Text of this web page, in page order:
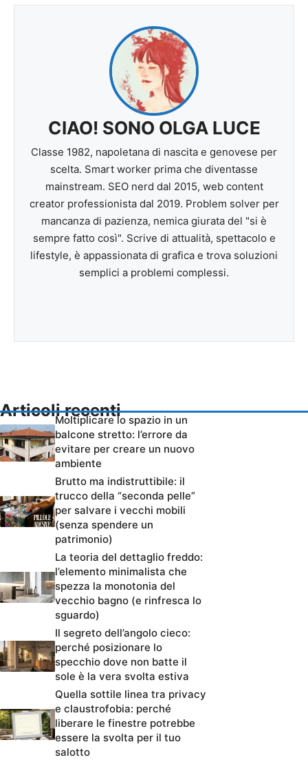
CIAO! SONO OLGA LUCE
Classe 1982, napoletana di nascita e genovese per
scelta. Smart worker prima che diventasse
mainstream. SEO nerd dal 2015, web content
creator professionista dal 2019. Problem solver per
mancanza di pazienza, nemica giurata del "si è
sempre fatto così". Scrive di attualità, spettacolo e
lifestyle, è appassionata di grafica e trova soluzioni
semplici a problemi complessi.
Articoli recenti
Moltiplicare lo spazio in un
balcone stretto: l’errore da
evitare per creare un nuovo
ambiente
Brutto ma indistruttibile: il
trucco della “seconda pelle”
per salvare i vecchi mobili
(senza spendere un
patrimonio)
La teoria del dettaglio freddo:
l’elemento minimalista che
spezza la monotonia del
vecchio bagno (e rinfresca lo
sguardo)
Il segreto dell’angolo cieco:
perché posizionare lo
specchio dove non batte il
sole è la vera svolta estiva
Quella sottile linea tra privacy
e claustrofobia: perché
liberare le finestre potrebbe
essere la svolta per il tuo
salotto